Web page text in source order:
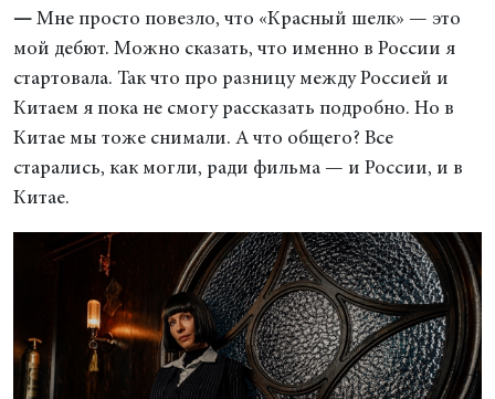
— Мне просто повезло, что «Красный шелк» — это
мой дебют. Можно сказать, что именно в России я
стартовала. Так что про разницу между Россией и
Китаем я пока не смогу рассказать подробно. Но в
Китае мы тоже снимали. А что общего? Все
старались, как могли, ради фильма — и России, и в
Китае.